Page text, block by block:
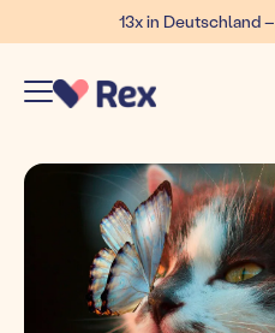
13x in Deutschland –